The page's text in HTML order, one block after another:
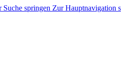
Suche springen Zur Hauptnavigation